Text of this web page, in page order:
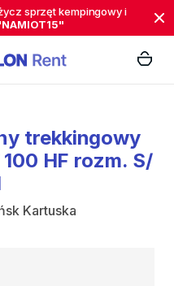
sprzęt kempingowy i
trekkingowy
100 HF rozm. S​/​
Kartuska